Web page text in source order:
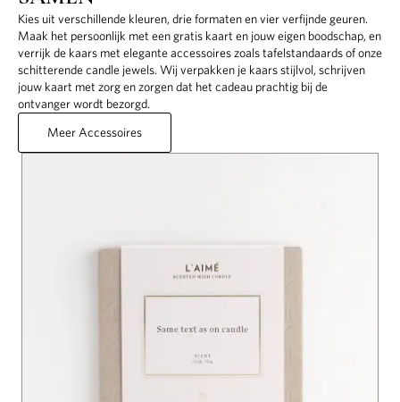
Kies uit verschillende kleuren, drie formaten en vier verfijnde geuren.
Maak het persoonlijk met een gratis kaart en jouw eigen boodschap, en
verrijk de kaars met elegante accessoires zoals tafelstandaards of onze
schitterende candle jewels. Wij verpakken je kaars stijlvol, schrijven
jouw kaart met zorg en zorgen dat het cadeau prachtig bij de
ontvanger wordt bezorgd.
Meer Accessoires